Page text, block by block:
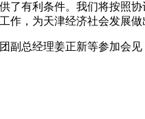
了有利条件。我们将按照
作，为天津经济社会发展做
总经理姜正新等参加会见